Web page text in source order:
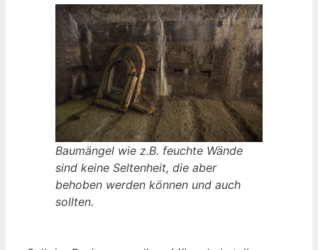
Baumängel wie z.B. feuchte Wände
sind keine Seltenheit, die aber
behoben werden können und auch
sollten.